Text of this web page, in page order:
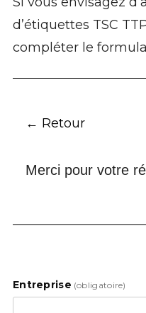
d’étiquettes TSC
compléter le
← Retour
Merci pour votre
Entreprise (obligatoire)